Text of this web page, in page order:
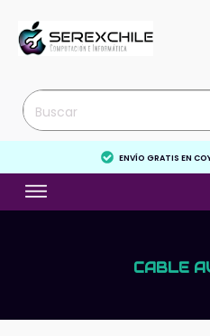
ENVÍO GRATIS EN
CABLE